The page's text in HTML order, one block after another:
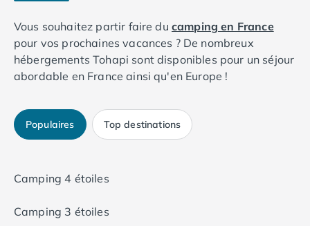
Vous souhaitez partir faire du camping en France
pour vos prochaines vacances ? De nombreux
hébergements Tohapi sont disponibles pour un séjour
abordable en France ainsi qu'en Europe !
Populaires Top destinations
Camping 4 étoiles
Camping 3 étoiles